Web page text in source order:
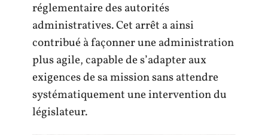
réglementaire des autorités
administratives. Cet arrêt a ainsi
contribué à façonner une administration
plus agile, capable de s’adapter aux
exigences de sa mission sans attendre
systématiquement une intervention du
législateur.